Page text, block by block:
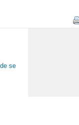
se